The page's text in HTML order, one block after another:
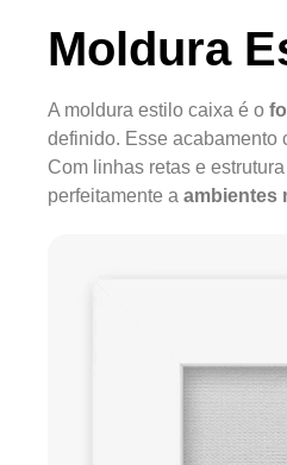
Moldura
A moldura estilo caixa é o
definido. Esse acabamento
Com linhas retas e
perfeitamente a ambientes